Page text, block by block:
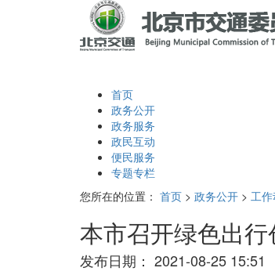
首页
政务公开
政务服务
政民互动
便民服务
专题专栏
您所在的位置： 首页 > 政务公开 > 工
本市召开绿色出
发布日期： 2021-08-25 15:51